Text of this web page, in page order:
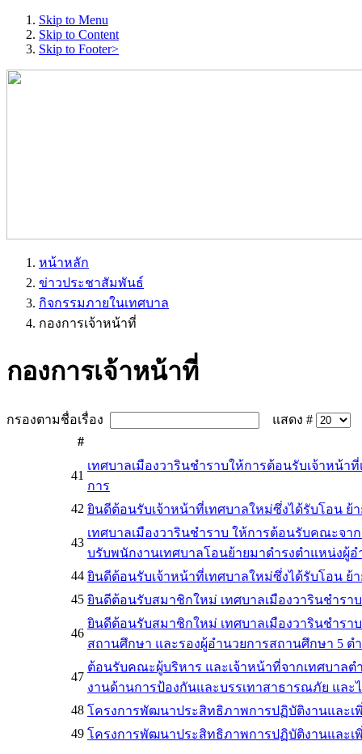
Skip to Menu
Skip to Content
Skip to Footer>
หน้าหลัก
ข่าวประชาสัมพันธ์
กิจกรรมภายในเทศบาล
กองการเจ้าหน้าที่
กองการเจ้าหน้าที่
กรองตามชื่อเรื่อง
แสดง #
#
41
เทศบาลเมืองวารินชำราบให้การต้อนรับเจ้าหน้
การ
42 ยินดีต้อนรับเจ้าหน้าที่เทศบาลใหม่ซึ่งได้รับโอน
43
เทศบาลเมืองวารินชำราบ ให้การต้อนรับคณะจ
บรับพนักงานเทศบาลโอนย้ายมาดำรงตำแหน่งผู้
44 ยินดีต้อนรับเจ้าหน้าที่เทศบาลใหม่ซึ่งได้รับโอน
45 ยินดีต้อนรับสมาชิกใหม่ เทศบาลเมืองวารินชำร
46
ยินดีต้อนรับสมาชิกใหม่ เทศบาลเมืองวารินชำร
สถานศึกษา และรองผู้อำนวยการสถานศึกษา 5
47
ต้อนรับคณะผู้บริหาร และเจ้าหน้าที่จากเทศบาล
งานด้านการป้องกันและบรรเทาสาธารณภัย และ
48 โครงการพัฒนาประสิทธิภาพการปฏิบัติงานและเ
49 โครงการพัฒนาประสิทธิภาพการปฏิบัติงานและเ